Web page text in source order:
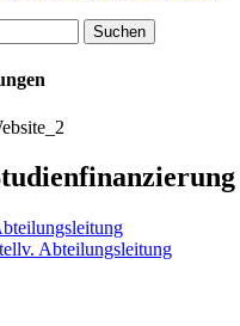
Abteilungsleitung